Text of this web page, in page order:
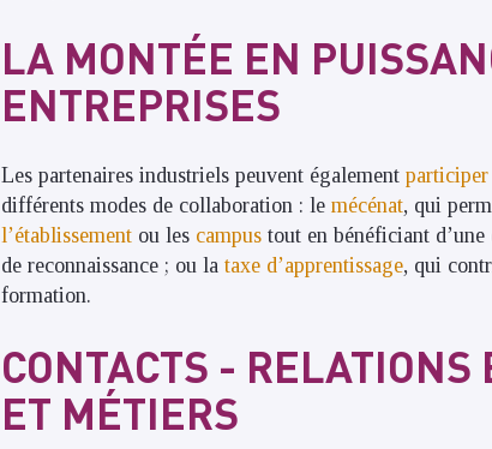
LA MONTÉE EN
ENTREPRISES
Les partenaires industriels peuvent également
différents modes de collaboration : le mécénat, qui
l’établissement ou les campus tout en bénéficiant
de reconnaissance ; ou la taxe d’apprentissage, qui
formation.
CONTACTS -
ET MÉTIERS